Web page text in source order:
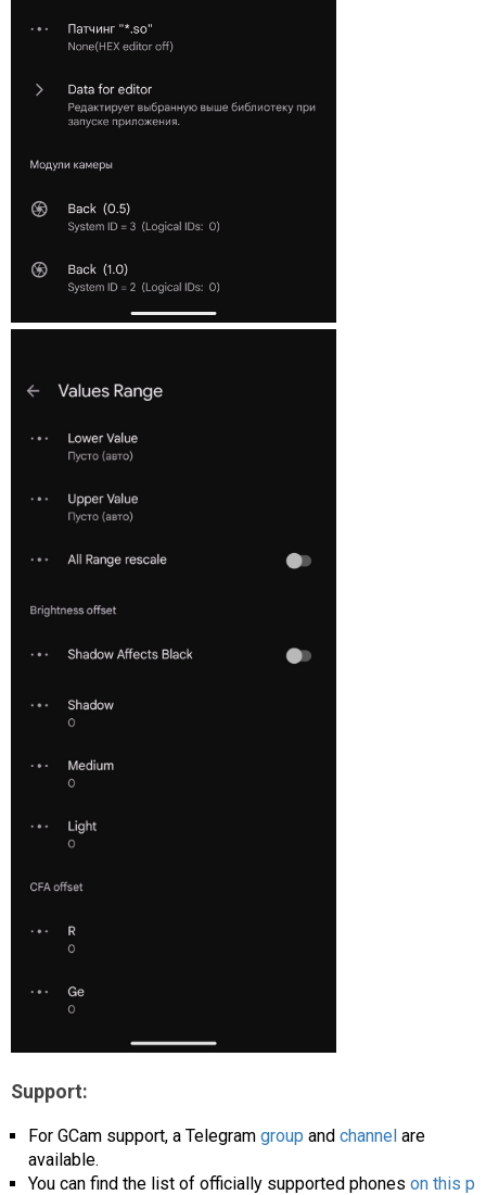
Support:
For GCam support, a Telegram group and channel are
available.
You can find the list of officially supported phones on this p